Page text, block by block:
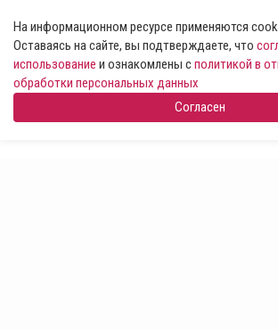
На информационном ресурсе применяются
Оставаясь на сайте, вы подтверждаете, что
использование и ознакомлены сполитикой в
обработки персональных данных
Согласен